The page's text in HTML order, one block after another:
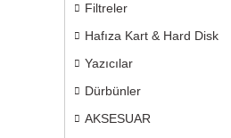
Filtreler
Hafıza Kart & Hard Disk
Yazıcılar
Dürbünler
AKSESUAR